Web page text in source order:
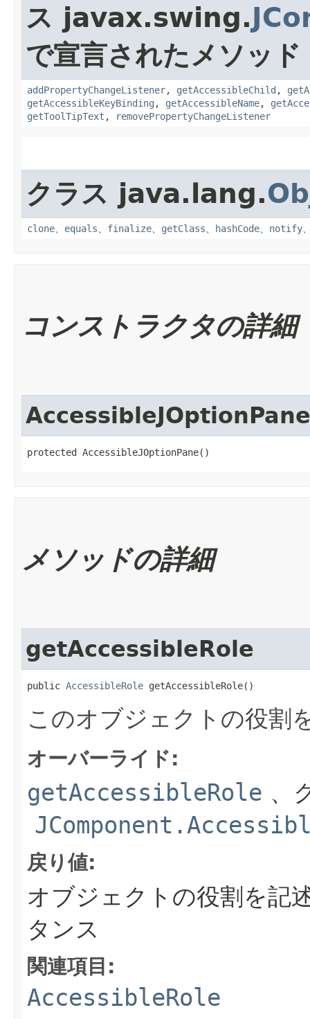
ス javax.swing.
で宣言されたメソッド
addPropertyChangeListener, getAccessibleChild ,
getAccessibleKeyBinding , getAccessibleName,
getToolTipText , removePropertyChangeListener
クラス java.lang.
clone、 equals、 finalize、 getClass、 hashCode、 notify
コンストラクタの詳細
AccessibleJOptionPane
protected AccessibleJOptionPane()
メソッドの詳細
getAccessibleRole
public AccessibleRole getAccessibleRole()
このオブジェクトの役割
オーバーライド:
getAccessibleRole 、
戻り値:
オブジェクトの役割を
タンス
関連項目:
AccessibleRole